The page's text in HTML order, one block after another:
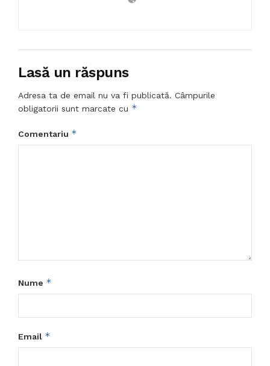
Lasă un răspuns
Adresa ta de email nu va fi publicată. Câmpurile
obligatorii sunt marcate cu *
Comentariu *
Nume *
Email *